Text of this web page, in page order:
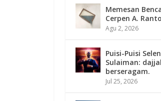
Memesan
Cerpen A.
Agu 2, 2026
Puisi-Puisi
Sulaiman: dajjal
berseragam.
Jul 25, 2026